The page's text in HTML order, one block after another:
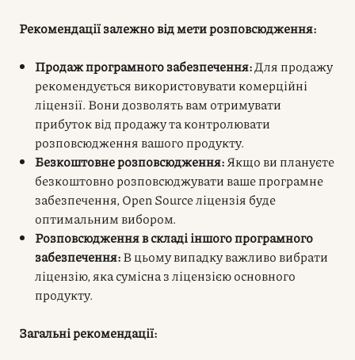
Рекомендації залежно від мети розповсюдження:
Продаж програмного забезпечення:Для продажу
рекомендується використовувати комерційні
ліцензії. Вони дозволять вам отримувати
прибуток від продажу та контролювати
розповсюдження вашого продукту.
Безкоштовне розповсюдження:Якщо ви плануєте
безкоштовно розповсюджувати ваше програмне
забезпечення, Open Source ліцензія буде
оптимальним вибором.
Розповсюдження в складі іншого програмного
забезпечення:В цьому випадку важливо вибрати
ліцензію, яка сумісна з ліцензією основного
продукту.
Загальні рекомендації: